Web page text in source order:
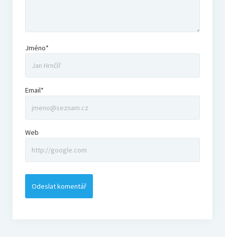
Bonus
Podcast NaFilmu
Bonusy
Blog
Jméno*
Email*
Web